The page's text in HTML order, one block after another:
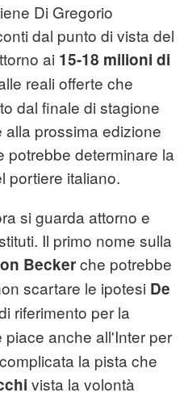
Di Gregorio
dal punto di vista del
ai 15-18 milioni di
reali offerte che
dal finale di stagione
prossima edizione
determinare la
portiere italiano.
si guarda attorno e
Il primo nome sulla
Beckerche potrebbe
scartare le ipotesi De
riferimento per la
piace anche all'Inter per
la pista che
vista la volontà